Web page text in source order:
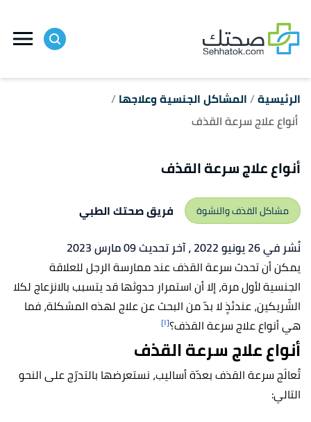
الرئيسية المشاكل الجنسية وعلاجها
أنواع علاج سرعة القذف
أنواع علاج سرعة القذف
مشاكل القذف والنشوة
فريق صحتك الطبي
نُشر في 26 يونيو 2022
، آخر تحديث 09 مارس 2023
يمكن أن تحدث سرعة القذف عند ممارسة الرجل للعلاقة
الجنسية لأول مرة، إلا أن استمرار حدوثها قد يتسبب بالانزعاج لكلا
الشّريكين، عندئذٍ لا بدّ من البحث عن علاج لهذه المشكلة، فما
هي أنواع علاج سرعة القذف؟[١]
أنواع علاج سرعة القذف
تُعالَج سرعة القذف بعدّة أساليب، نستعرضها بالتدرّج على النحو
التالي: